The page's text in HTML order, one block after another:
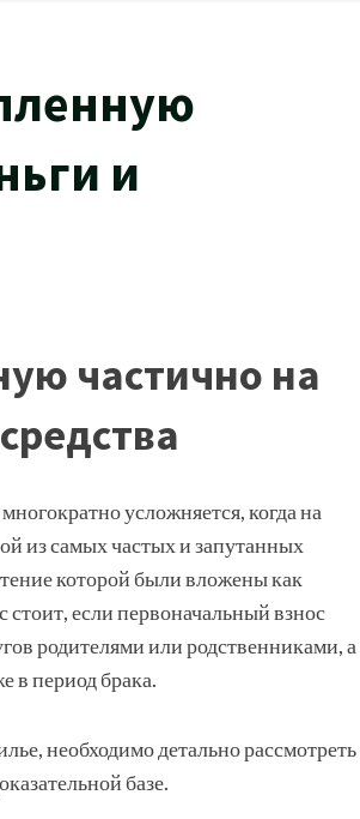
и
частично на
усложняется, когда на
из самых частых и запутанных
которой были вложены как
стоит, если первоначальный взнос
родителями или родственниками, а
в период брака.
необходимо детально рассмотреть
базе.